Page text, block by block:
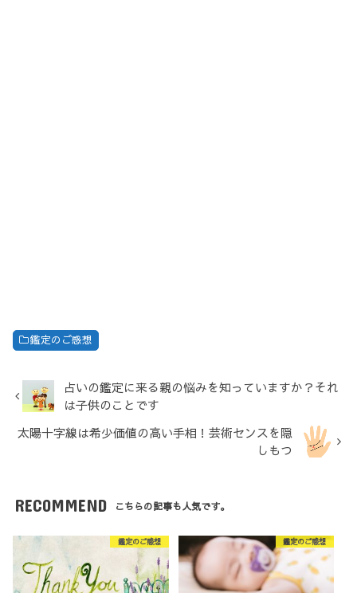
鑑定のご感想
占いの鑑定に来る親の悩みを知っていますか？それ
は子供のことです
太陽十字線は希少価値の高い手相！芸術センスを隠
しもつ
RECOMMEND こちらの記事も人気です。
鑑定のご感想 鑑定のご感想